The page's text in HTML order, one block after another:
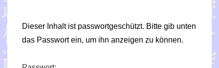
Dieser Inhalt ist passwortgeschützt. Bitte gib unten
das Passwort ein, um ihn anzeigen zu können.